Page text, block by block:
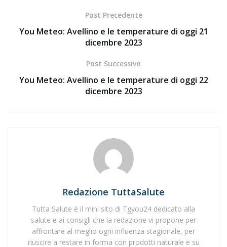
Post Precedente
You Meteo: Avellino e le temperature di oggi 21
dicembre 2023
Post Successivo
You Meteo: Avellino e le temperature di oggi 22
dicembre 2023
Redazione TuttaSalute
Tutta Salute è il mini sito di Tgyou24 dedicato alla
salute e ai consigli che la redazione vi propone per
affrontare al meglio ogni influenza stagionale, per
riuscire a restare in forma con prodotti naturale e su